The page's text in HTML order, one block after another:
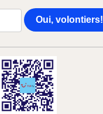
Oui, volontiers!